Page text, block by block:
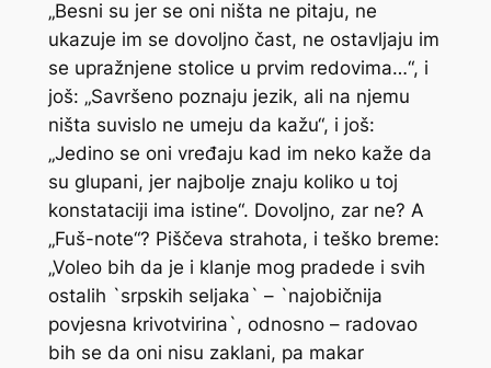
„Besni su jer se oni ništa ne pitaju, ne
ukazuje im se dovoljno čast, ne ostavljaju im
se upražnjene stolice u prvim redovima…“, i
još: „Savršeno poznaju jezik, ali na njemu
ništa suvislo ne umeju da kažu“, i još:
„Jedino se oni vređaju kad im neko kaže da
su glupani, jer najbolje znaju koliko u toj
konstataciji ima istine“. Dovoljno, zar ne? A
„Fuš-note“? Piščeva strahota, i teško breme:
„Voleo bih da je i klanje mog pradede i svih
ostalih `srpskih seljaka` – `najobičnija
povjesna krivotvirina`, odnosno – radovao
bih se da oni nisu zaklani, pa makar